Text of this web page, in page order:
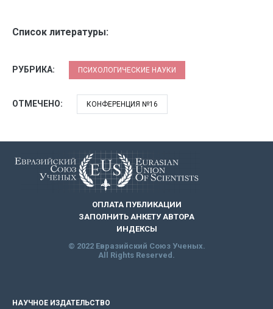
Список литературы:
РУБРИКА: ПСИХОЛОГИЧЕСКИЕ НАУКИ
ОТМЕЧЕНО: КОНФЕРЕНЦИЯ №16
ОПЛАТА ПУБЛИКАЦИИ
ЗАПОЛНИТЬ АНКЕТУ АВТОРА
ИНДЕКСЫ
© 2022 Евразийский Союз Ученых.
All Rights Reserved.
НАУЧНОЕ ИЗДАТЕЛЬСТВО